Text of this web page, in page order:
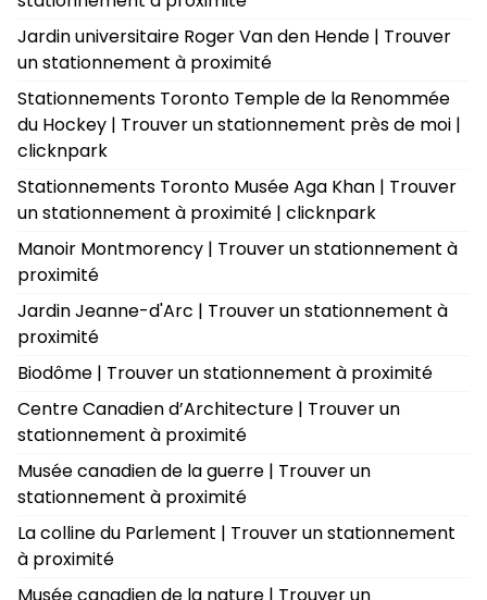
Jardin universitaire Roger Van den Hende | Trouver
un stationnement à proximité
Stationnements Toronto Temple de la Renommée
du Hockey | Trouver un stationnement près de moi |
clicknpark
Stationnements Toronto Musée Aga Khan | Trouver
un stationnement à proximité | clicknpark
Manoir Montmorency | Trouver un stationnement à
proximité
Jardin Jeanne-d'Arc | Trouver un stationnement à
proximité
Biodôme | Trouver un stationnement à proximité
Centre Canadien d’Architecture | Trouver un
stationnement à proximité
Musée canadien de la guerre | Trouver un
stationnement à proximité
La colline du Parlement | Trouver un stationnement
à proximité